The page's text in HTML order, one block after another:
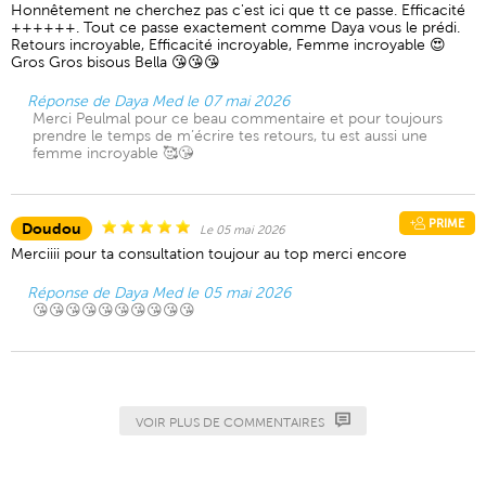
Honnêtement ne cherchez pas c'est ici que tt ce passe. Efficacité
++++++. Tout ce passe exactement comme Daya vous le prédi.
Retours incroyable, Efficacité incroyable, Femme incroyable 😍
Gros Gros bisous Bella 😘😘😘
Réponse de Daya Med le 07 mai 2026
Merci Peulmal pour ce beau commentaire et pour toujours
prendre le temps de m’écrire tes retours, tu est aussi une
femme incroyable 🥰😘
Doudou Le 05 mai 2026 PRIME
Merciiii pour ta consultation toujour au top merci encore
Réponse de Daya Med le 05 mai 2026
😘😘😘😘😘😘😘😘😘😘
VOIR PLUS DE COMMENTAIRES